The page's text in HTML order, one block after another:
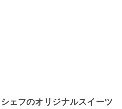
ェフのオリジナルスイーツ